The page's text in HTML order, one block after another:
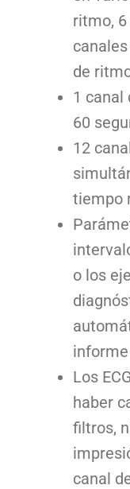
ritmo,
de
1 canal
60
12
tiempo
o los
Los
haber
filtros,
canal